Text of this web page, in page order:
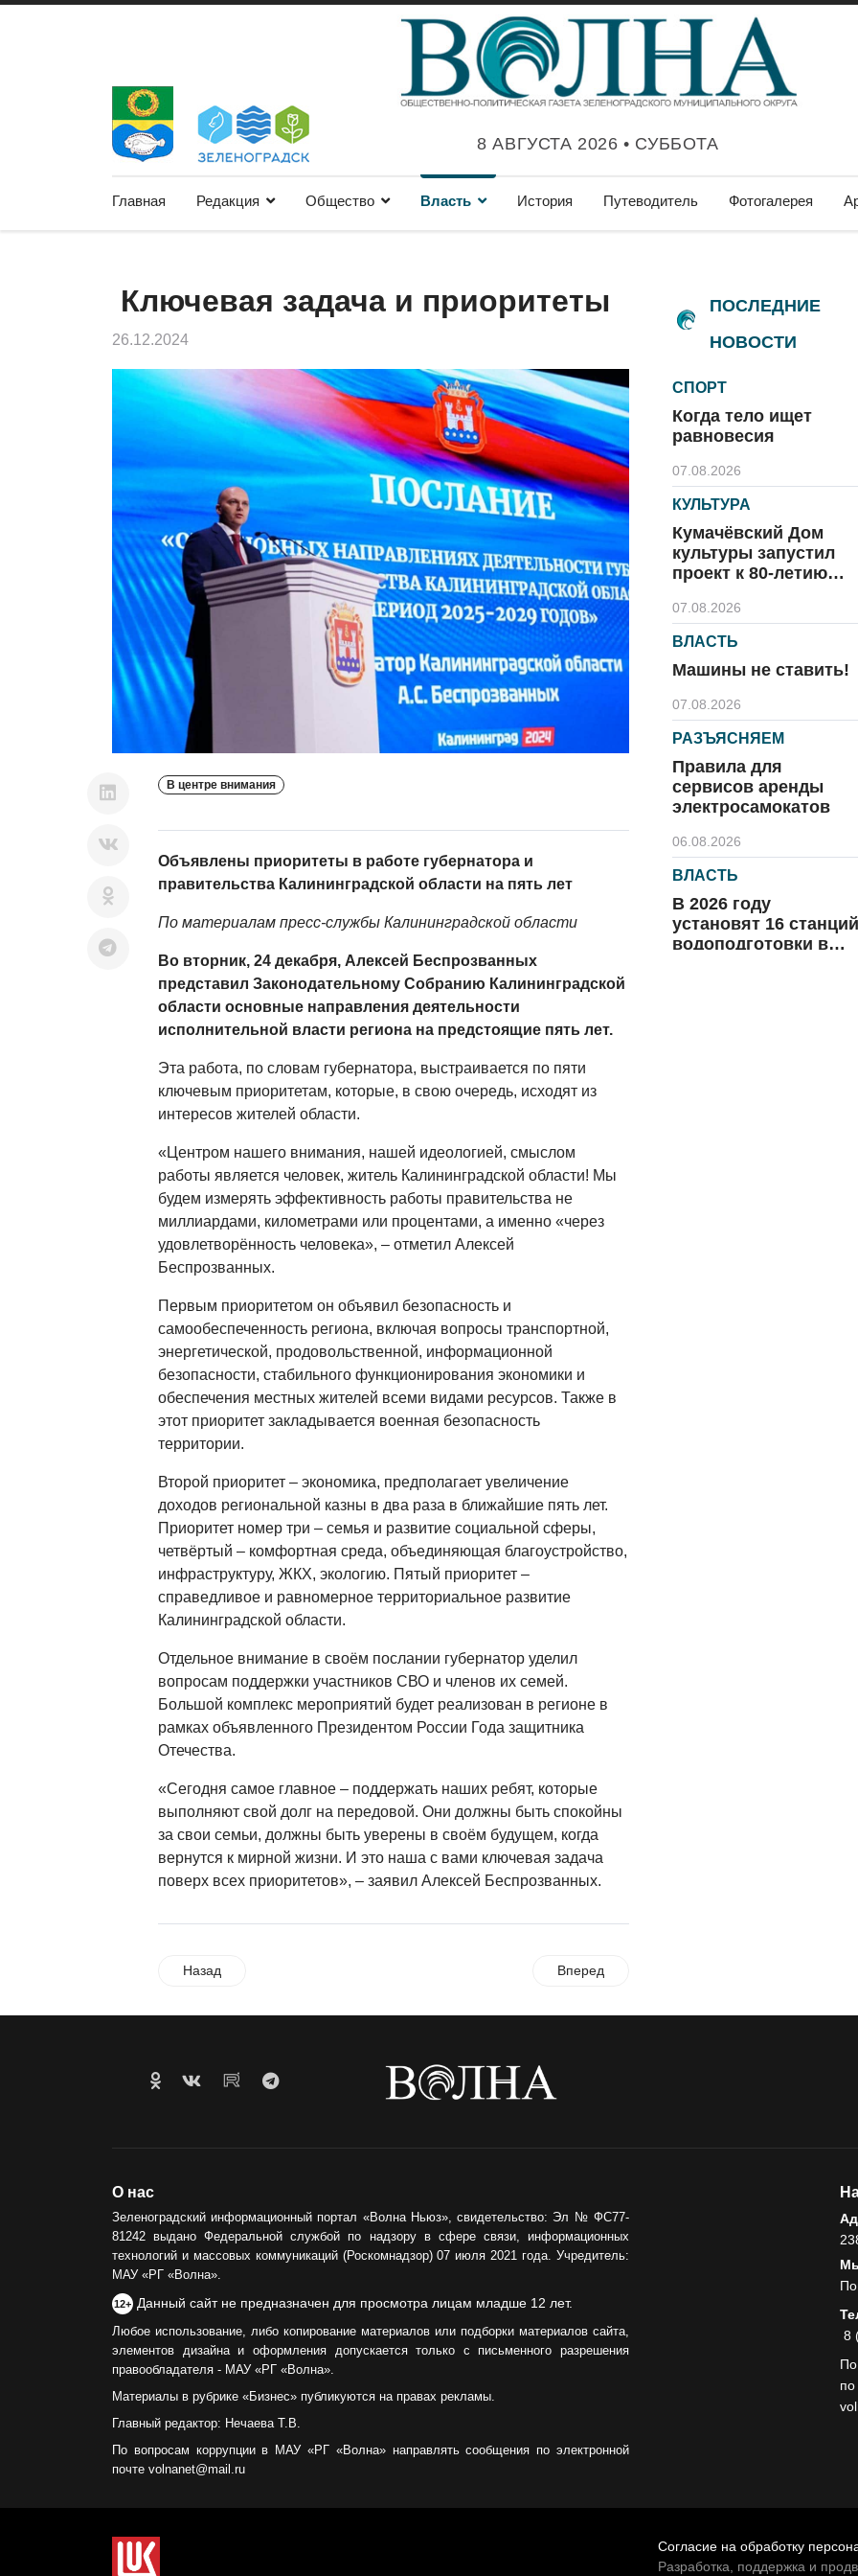
8 АВГУСТА 2026 • СУББОТА
Главная Редакция Общество Власть История Путеводитель Фотогалерея
Ключевая задача и приоритеты
26.12.2024
В центре внимания
Объявлены приоритеты в работе губернатора и
правительства Калининградской области на пять лет
По материалам пресс-службы Калининградской области
Во вторник, 24 декабря, Алексей Беспрозванных
представил Законодательному Собранию Калининградской
области основные направления деятельности
исполнительной власти региона на предстоящие пять лет.
Эта работа, по словам губернатора, выстраивается по пяти
ключевым приоритетам, которые, в свою очередь, исходят из
интересов жителей области.
«Центром нашего внимания, нашей идеологией, смыслом
работы является человек, житель Калининградской области! Мы
будем измерять эффективность работы правительства не
миллиардами, километрами или процентами, а именно «через
удовлетворённость человека», – отметил Алексей
Беспрозванных.
Первым приоритетом он объявил безопасность и
самообеспеченность региона, включая вопросы транспортной,
энергетической, продовольственной, информационной
безопасности, стабильного функционирования экономики и
обеспечения местных жителей всеми видами ресурсов. Также в
этот приоритет закладывается военная безопасность
территории.
Второй приоритет – экономика, предполагает увеличение
доходов региональной казны в два раза в ближайшие пять лет.
Приоритет номер три – семья и развитие социальной сферы,
четвёртый – комфортная среда, объединяющая благоустройство,
инфраструктуру, ЖКХ, экологию. Пятый приоритет –
справедливое и равномерное территориальное развитие
Калининградской области.
Отдельное внимание в своём послании губернатор уделил
вопросам поддержки участников СВО и членов их семей.
Большой комплекс мероприятий будет реализован в регионе в
рамках объявленного Президентом России Года защитника
Отечества.
«Сегодня самое главное – поддержать наших ребят, которые
выполняют свой долг на передовой. Они должны быть спокойны
за свои семьи, должны быть уверены в своём будущем, когда
вернутся к мирной жизни. И это наша с вами ключевая задача
поверх всех приоритетов», – заявил Алексей Беспрозванных.
Назад Вперед
ПОСЛЕДНИЕ
НОВОСТИ
СПОРТ
Когда тело ищет
равновесия
07.08.2026
КУЛЬТУРА
Кумачёвский Дом
культуры запустил
проект к 80-летию
07.08.2026
ВЛАСТЬ
Машины не ставить!
07.08.2026
РАЗЪЯСНЯЕМ
Правила для
сервисов аренды
электросамокатов
06.08.2026
ВЛАСТЬ
В 2026 году
установят 16 станций
водоподготовки в
О нас
Зеленоградский информационный портал «Волна Ньюз», свидетельство: Эл № ФС77-
81242 выдано Федеральной службой по надзору в сфере связи, информационных
технологий и массовых коммуникаций (Роскомнадзор) 07 июля 2021 года. Учредитель:
МАУ «РГ «Волна».
12+ Данный сайт не предназначен для просмотра лицам младше 12 лет.
Любое использование, либо копирование материалов или подборки материалов сайта,
элементов дизайна и оформления допускается только с письменного разрешения
правообладателя - МАУ «РГ «Волна».
Материалы в рубрике «Бизнес» публикуются на правах рекламы.
Главный редактор: Нечаева Т.В.
По вопросам коррупции в МАУ «РГ «Волна» направлять сообщения по электронной
почте volnanet@mail.ru
8
Согласие на обработку
Разработка, поддержка и